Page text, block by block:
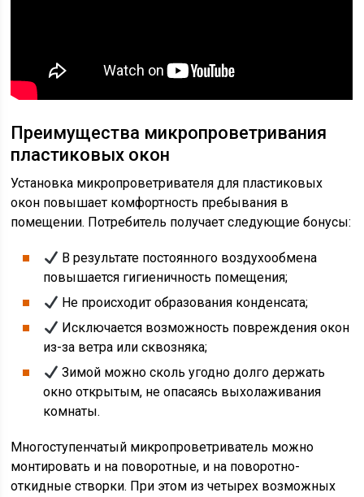
Преимущества микропроветривания
пластиковых окон
Установка микропроветривателя для пластиковых
окон повышает комфортность пребывания в
помещении. Потребитель получает следующие бонусы:
В результате постоянного воздухообмена
повышается гигиеничность помещения;
Не происходит образования конденсата;
Исключается возможность повреждения окон
из-за ветра или сквозняка;
Зимой можно сколь угодно долго держать
окно открытым, не опасаясь выхолаживания
комнаты.
Многоступенчатый микропроветриватель можно
монтировать и на поворотные, и на поворотно-
откидные створки. При этом из четырех возможных